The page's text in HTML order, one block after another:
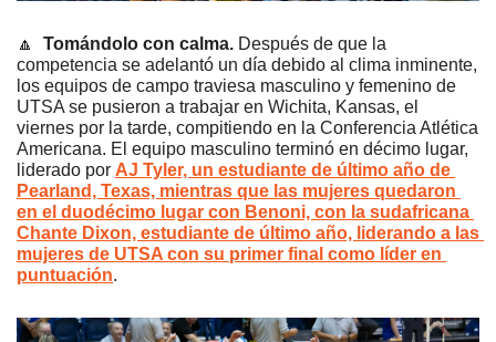
🔼 Tomándolo con calma. Después de que la
competencia se adelantó un día debido al clima inminente,
los equipos de campo traviesa masculino y femenino de
UTSA se pusieron a trabajar en Wichita, Kansas, el
viernes por la tarde, compitiendo en la Conferencia Atlética
Americana. El equipo masculino terminó en décimo lugar,
liderado por AJ Tyler, un estudiante de último año de
Pearland, Texas, mientras que las mujeres quedaron
en el duodécimo lugar con Benoni, con la sudafricana
Chante Dixon, estudiante de último año, liderando a las
mujeres de UTSA con su primer final como líder en
puntuación.